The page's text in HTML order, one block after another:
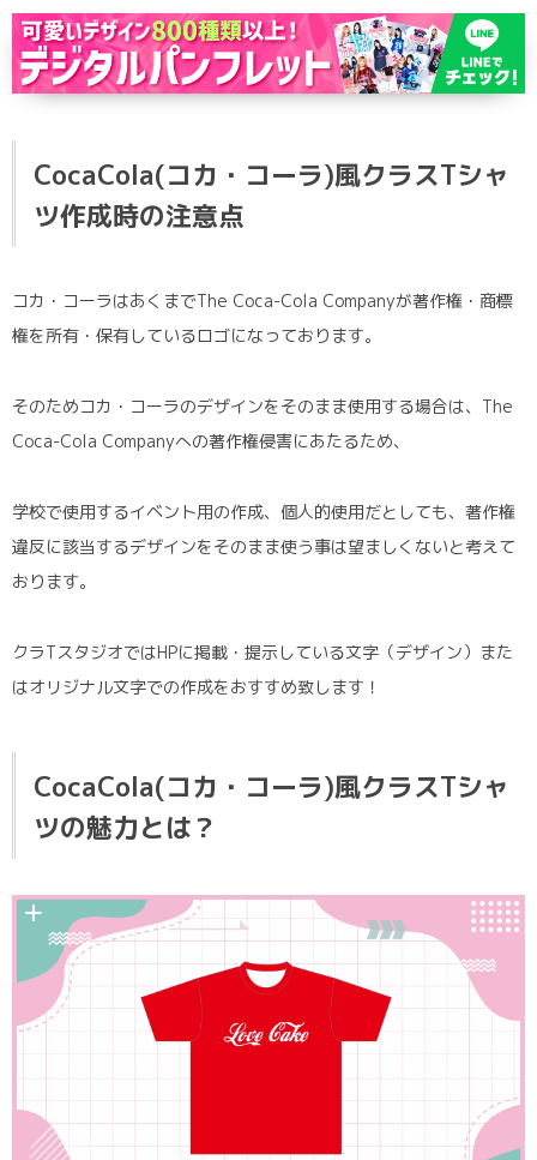
CocaCola(コカ・コーラ)風クラスTシャ
ツ作成時の注意点
コカ・コーラはあくまでThe Coca-Cola Companyが著作権・商標
権を所有・保有しているロゴになっております。
そのためコカ・コーラのデザインをそのまま使用する場合は、The
Coca-Cola Companyへの著作権侵害にあたるため、
学校で使用するイベント用の作成、個人的使用だとしても、著作権
違反に該当するデザインをそのまま使う事は望ましくないと考えて
おります。
クラTスタジオではHPに掲載・提示している文字（デザイン）また
はオリジナル文字での作成をおすすめ致します！
CocaCola(コカ・コーラ)風クラスTシャ
ツの魅力とは？